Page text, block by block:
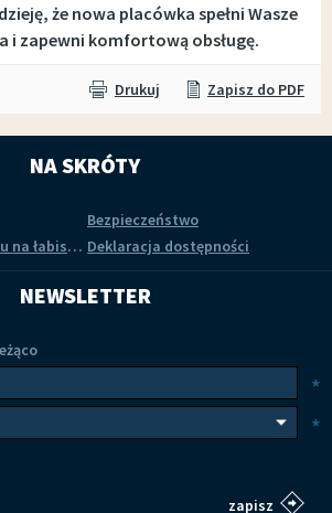
że nowa placówka spełni Wasze
i zapewni komfortową obsługę.
Drukuj Zapisz do PDF
NA SKRÓTY
Bezpieczeństwo
Wypożyczalnie sprzętu na łabiszyńskiej wyspie Deklaracja dostępności
NEWSLETTER
*
*